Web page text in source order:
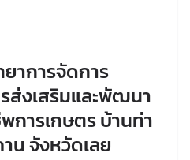
าการจัดการ
ส่งเสริมและพัฒนา
ารเกษตร บ้านท่า
น จังหวัดเลย